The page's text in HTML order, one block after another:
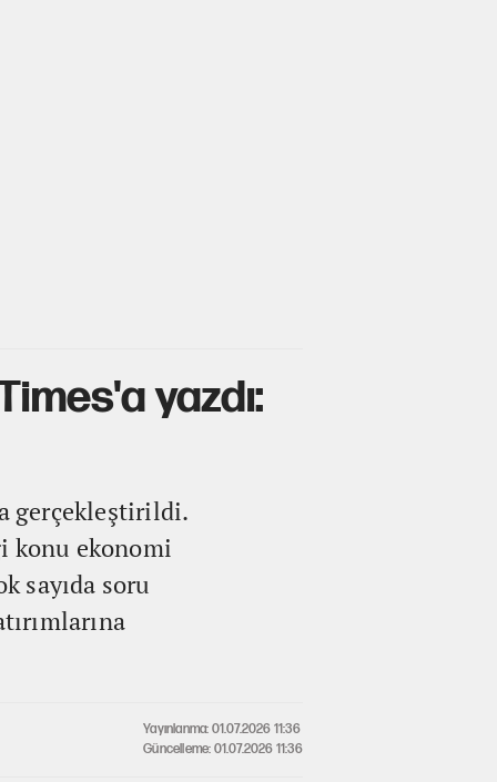
yazdı:
gerçekleştirildi.
konu ekonomi
sayıda soru
Yayınlanma: 01.07.2026 11:36
Güncelleme: 01.07.2026 11:36